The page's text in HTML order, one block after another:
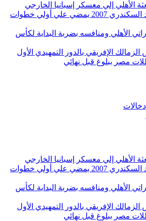
الأهلي إلي معسكر إسبانيا الخارجي
نجم شباب الاتحاد السكندري 2007 يمضي علي أولي خطوات
الأهلي ومنافسه بضربة البداية لكأس
الإفريقي بالدور التمهيدي الأول
مصر ببلوغ قبل نهائي
الأهلي إلي معسكر إسبانيا الخارجي
نجم شباب الاتحاد السكندري 2007 يمضي علي أولي خطوات
الأهلي ومنافسه بضربة البداية لكأس
الإفريقي بالدور التمهيدي الأول
مصر ببلوغ قبل نهائي